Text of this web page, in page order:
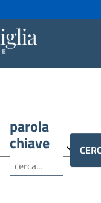
parola
chiave